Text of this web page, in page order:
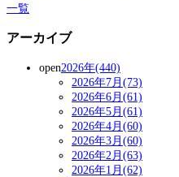
一覧
アーカイブ
open2026年(440)
2026年7月(73)
2026年6月(61)
2026年5月(61)
2026年4月(60)
2026年3月(60)
2026年2月(63)
2026年1月(62)